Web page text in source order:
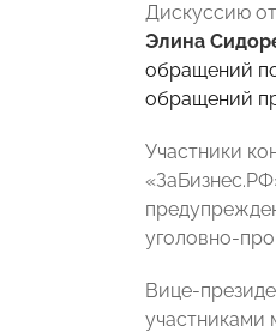
Дискуссию
Элина
обращений
обращений
Участники
уголовно-
Вице-
участниками